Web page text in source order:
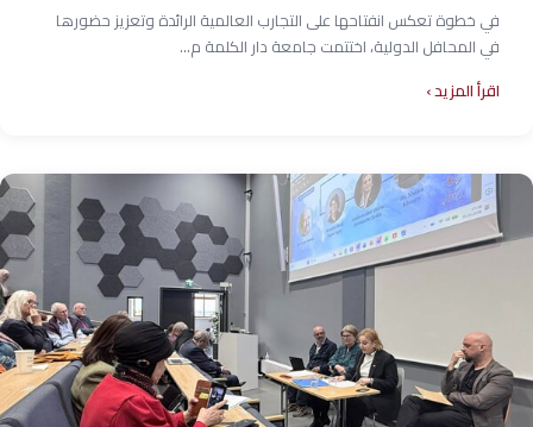
في خطوة تعكس انفتاحها على التجارب العالمية الرائدة وتعزيز حضورها
في المحافل الدولية، اختتمت جامعة دار الكلمة م...
اقرأ المزيد